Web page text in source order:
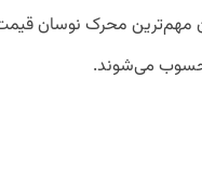
مهم‌ترین محرک نوسان
می‌شوند.